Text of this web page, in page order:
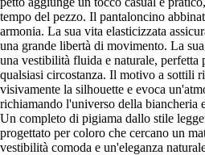
tempo del pezzo. Il pantaloncino
armonia. La sua vita elasticizzata
una grande libertà di movimento. La
una vestibilità fluida e naturale, perfetta
qualsiasi circostanza. Il motivo a sottili
visivamente la silhouette e evoca
richiamando l'universo della biancheria
Un completo di pigiama dallo stile
progettato per coloro che cercano un
vestibilità comoda e un'eleganza